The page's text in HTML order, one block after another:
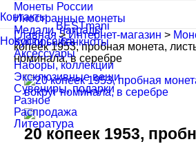
Контакты
Новости сайта
Монеты России
Иностранные монеты
Медали, награды
Купюры, банкноты
Аксессуары
Наборы, коллекции
Эксклюзивные вещи
Сувениры, подарки
Разное
Распродажа
Литература
Главная >Интернет-магазин >
копеек 1953, пробная монета,
номинала, в серебре
20 копеек 1953,